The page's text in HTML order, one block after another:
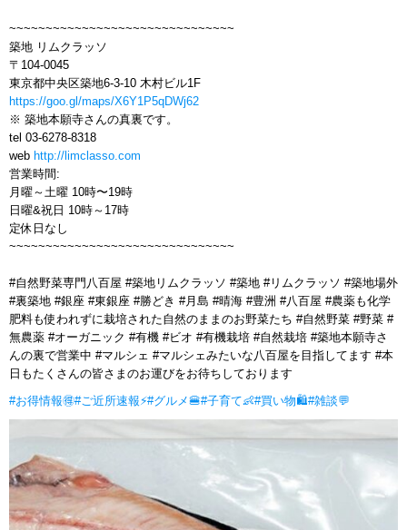
~~~~~~~~~~~~~~~~~~~~~~~~~~~~~~~
築地 リムクラッソ
〒104-0045
東京都中央区築地6-3-10 木村ビル1F
https://goo.gl/maps/X6Y1P5qDWj62
※ 築地本願寺さんの真裏です。
tel 03-6278-8318
web http://limclasso.com
営業時間:
月曜～土曜 10時〜19時
日曜&祝日 10時～17時
定休日なし
~~~~~~~~~~~~~~~~~~~~~~~~~~~~~~~
#自然野菜専門八百屋 #築地リムクラッソ #築地 #リムクラッソ #築地場外
#裏築地 #銀座 #東銀座 #勝どき #月島 #晴海 #豊洲 #八百屋 #農薬も化学
肥料も使われずに栽培された自然のままのお野菜たち #自然野菜 #野菜 #
無農薬 #オーガニック #有機 #ビオ #有機栽培 #自然栽培 #築地本願寺さ
んの裏で営業中 #マルシェ #マルシェみたいな八百屋を目指してます #本
日もたくさんの皆さまのお運びをお待ちしております
#お得情報🉐#ご近所速報⚡#グルメ🍔#子育て👶#買い物🛍#雑談💬